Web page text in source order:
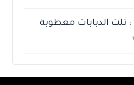
ثلث الدبابات معطوبة